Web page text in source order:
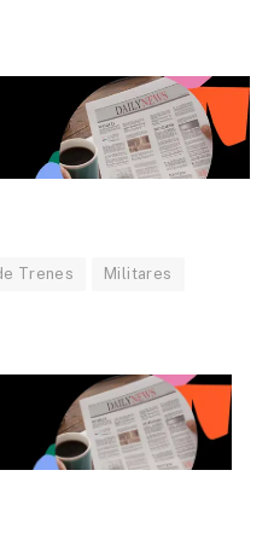
Trenes Militares